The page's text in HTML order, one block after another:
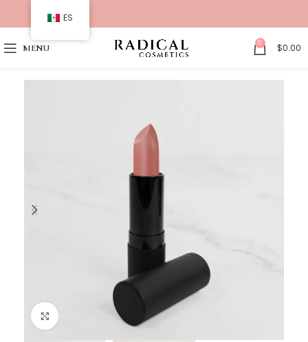
MENU 0 $0.00
Click to enlarge
ES